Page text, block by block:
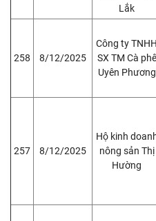
Lắk
258 8/12/2025
Công ty TNHH
SX TM Cà phê
Uyên Phương
257 8/12/2025
Hộ kinh
nông sản Thị
Hường